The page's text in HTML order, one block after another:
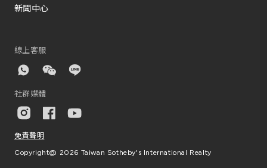
新聞中心
線上客服
社群媒體
免責聲明
Copyright@ 2026 Taiwan Sotheby's International Realty